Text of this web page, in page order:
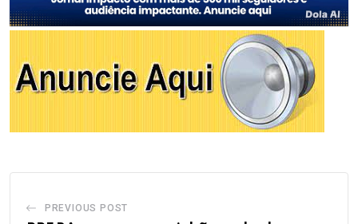
PREVIOUS POST